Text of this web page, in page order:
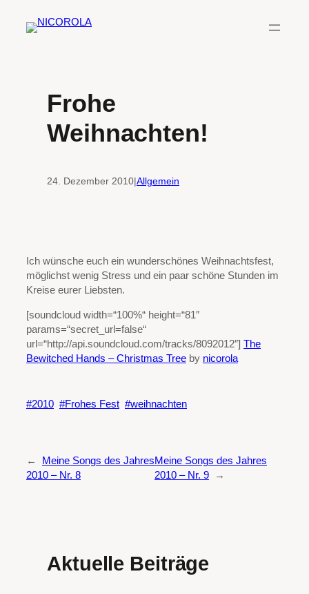
Inhalt
Frohe
Weihnachten!
24. Dezember 2010|Allgemein
Ich wünsche euch ein wunderschönes Weihnachtsfest,
möglichst wenig Stress und ein paar schöne Stunden im
Kreise eurer Liebsten.
[soundcloud width=“100%“ height=“81″
params=“secret_url=false“
url=“http://api.soundcloud.com/tracks/8092012″] The
Bewitched Hands – Christmas Tree by nicorola
2010 Frohes Fest weihnachten
←
Meine Songs des Jahres
2010 – Nr. 8
Meine Songs des Jahres
2010 – Nr. 9
→
Aktuelle Beiträge